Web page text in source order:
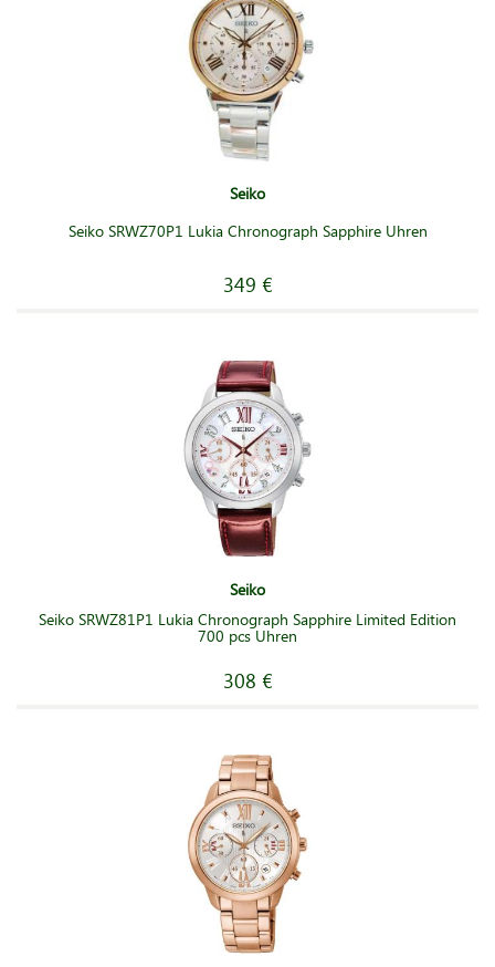
Seiko
Seiko SRWZ70P1 Lukia Chronograph Sapphire Uhren
349 €
Seiko
Seiko SRWZ81P1 Lukia Chronograph Sapphire Limited Edition
700 pcs Uhren
308 €